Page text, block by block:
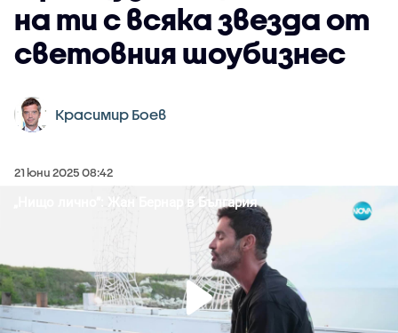
на ти с всяка звезда от
световния шоубизнес
Красимир Боев
21 юни 2025 08:42